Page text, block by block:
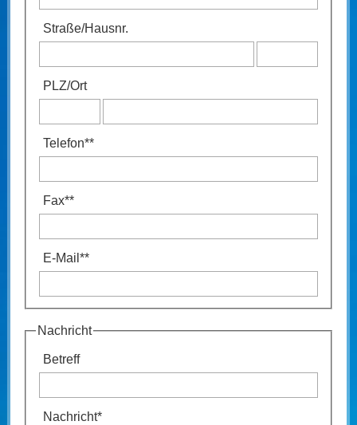
Straße/Hausnr.
PLZ/Ort
Telefon**
Fax**
E-Mail **
Nachricht
Betreff
Nachricht*